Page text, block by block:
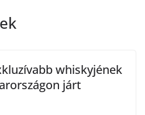
whiskyjének
járt